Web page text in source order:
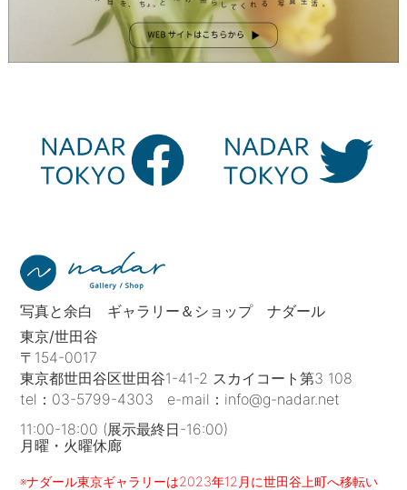
写真と余白 ギャラリー＆ショップ ナダール
東京/世田谷
〒154-0017
東京都世田谷区世田谷1-41-2 スカイコート第3 108
tel： 03-5799-4303 e-mail： info@g-nadar.net
11:00-18:00 (展示最終日-16:00)
月曜・火曜休廊
※ナダール東京ギャラリーは2023年12月に世田谷上町へ移転い